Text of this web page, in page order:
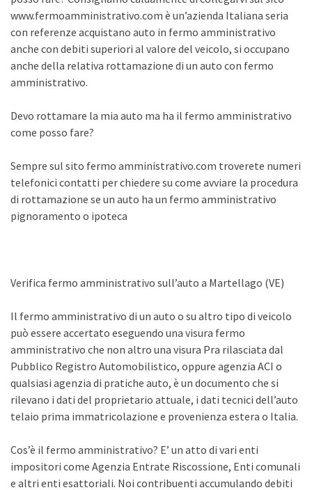
www.fermoamministrativo.com è un’azienda Italiana seria
con referenze acquistano auto in fermo amministrativo
anche con debiti superiori al valore del veicolo, si occupano
anche della relativa rottamazione di un auto con fermo
amministrativo.
Devo rottamare la mia auto ma ha il fermo amministrativo
come posso fare?
Sempre sul sito fermo amministrativo.com troverete numeri
telefonici contatti per chiedere su come avviare la procedura
di rottamazione se un auto ha un fermo amministrativo
pignoramento o ipoteca
Verifica fermo amministrativo sull’auto a Martellago (VE)
Il fermo amministrativo di un auto o su altro tipo di veicolo
può essere accertato eseguendo una visura fermo
amministrativo che non altro una visura Pra rilasciata dal
Pubblico Registro Automobilistico, oppure agenzia ACI o
qualsiasi agenzia di pratiche auto, è un documento che si
rilevano i dati del proprietario attuale, i dati tecnici dell’auto
telaio prima immatricolazione e provenienza estera o Italia.
Cos’è il fermo amministrativo? E’ un atto di vari enti
impositori come Agenzia Entrate Riscossione, Enti comunali
e altri enti esattoriali. Noi contribuenti accumulando debiti